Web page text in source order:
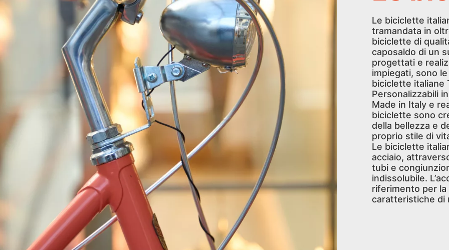
Le biciclette
tramandata in
biciclette di
caposaldo di un
progettati e
impiegati, sono
biciclette italiane
Personalizzabili
Made in Italy e
biciclette sono
della bellezza e
proprio stile di
Le biciclette
acciaio,
tubi e
indissolubile.
riferimento per
caratteristiche di